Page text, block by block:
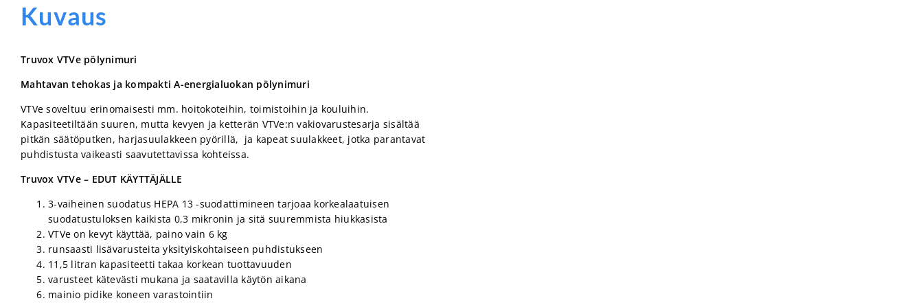
Kuvaus
Truvox VTVe pölynimuri
Mahtavan tehokas ja kompakti A-energialuokan pölynimuri
VTVe soveltuu erinomaisesti mm. hoitokoteihin, toimistoihin ja kouluihin.
Kapasiteetiltään suuren, mutta kevyen ja ketterän VTVe:n vakiovarustesarja sisältää
pitkän säätöputken, harjasuulakkeen pyörillä, ja kapeat suulakkeet, jotka parantavat
puhdistusta vaikeasti saavutettavissa kohteissa.
Truvox VTVe – EDUT KÄYTTÄJÄLLE
3-vaiheinen suodatus HEPA 13 -suodattimineen tarjoaa korkealaatuisen
suodatustuloksen kaikista 0,3 mikronin ja sitä suuremmista hiukkasista
VTVe on kevyt käyttää, paino vain 6 kg
runsaasti lisävarusteita yksityiskohtaiseen puhdistukseen
11,5 litran kapasiteetti takaa korkean tuottavuuden
varusteet kätevästi mukana ja saatavilla käytön aikana
mainio pidike koneen varastointiin